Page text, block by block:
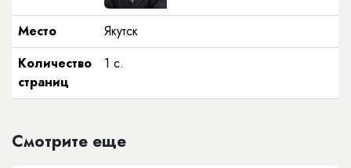
Место
Якутск
Количество
страниц
1 с.
Смотрите еще